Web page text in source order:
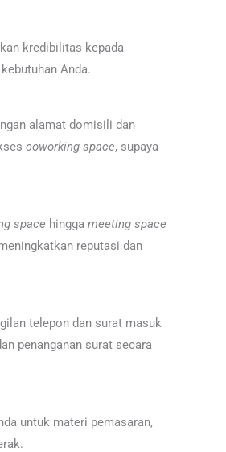
kredibilitas kepada
Anda.
alamat domisili dan
coworking space, supaya
space hingga meeting space
reputasi dan
telepon dan surat masuk
penanganan surat secara
untuk materi pemasaran,